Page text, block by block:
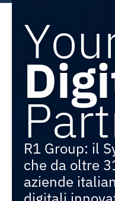
You
Digi
Part
R1 Group: il
che da oltre
aziende